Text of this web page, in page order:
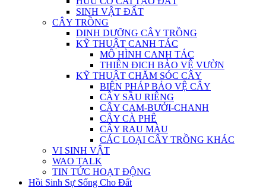
SINH VẬT ĐẤT
CÂY TRỒNG
DINH DƯỠNG CÂY TRỒNG
KỸ THUẬT CANH TÁC
MÔ HÌNH CANH TÁC
THIÊN ĐỊCH BẢO VỆ VƯỜN
KỸ THUẬT CHĂM SÓC CÂY
BIỆN PHÁP BẢO VỆ CÂY
CÂY SẦU RIÊNG
CÂY CAM-BƯỞI-CHANH
CÂY CÀ PHÊ
CÂY RAU MÀU
CÁC LOẠI CÂY TRỒNG KHÁC
VI SINH VẬT
WAO TALK
TIN TỨC HOẠT ĐỘNG
Hồi Sinh Sự Sống Cho Đất